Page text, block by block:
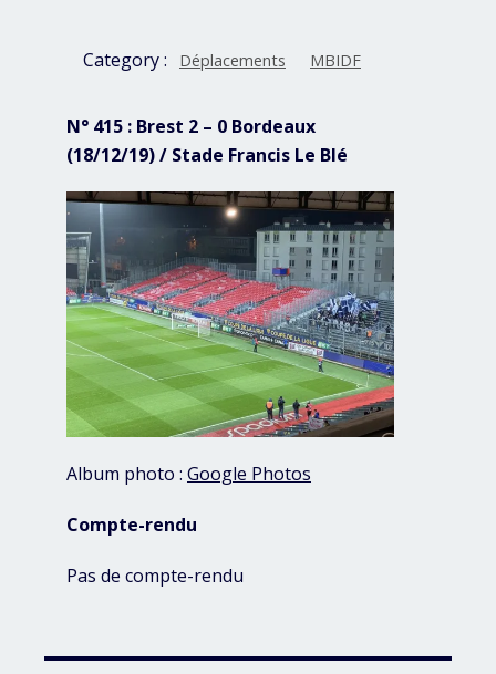
Category : Déplacements MBIDF
N° 415 : Brest 2 – 0 Bordeaux
(18/12/19) / Stade Francis Le Blé
Album photo : Google Photos
Compte-rendu
Pas de compte-rendu